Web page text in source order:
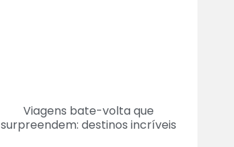
Viagens bate-volta que
surpreendem: destinos incríveis